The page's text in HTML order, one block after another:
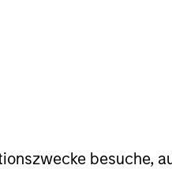
besuche,